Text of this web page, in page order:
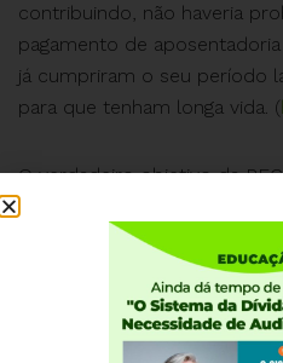
contribuindo, não haveria
pagamento de
já cumpriram o seu período
para que tenham longa vida. (
O verdadeiro objetivo da
volume de recursos gastos
para que sobrem mais
pagamento dos juros da
quase a metade do
nunca passou por uma